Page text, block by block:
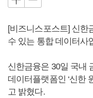
[비즈니스포스트] 신한
수 있는 통합 데이터사
신한금융은 30일 국내
데이터플랫폼인 ‘신한
고 밝혔다.